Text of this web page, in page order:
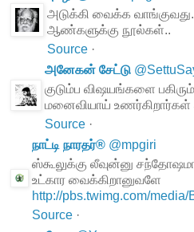
அடுக்கி வைக்க
ஆண்களுக்கு நூல்கள்..
Source ·
அனேகன் சேட்டு @
குடும்ப விஷயங்களை
மனைவியாய்
Source ·
நாட்டி நாரதர்® @mpgiri
ஸ்கூலுக்கு லீவுன்னு
உட்கார வைக்கிறானுவளே
http://pbs.twimg.com/
Source ·